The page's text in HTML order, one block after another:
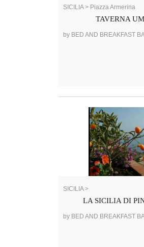
SICILIA > Piazza Armerina
TAVERNA
by BED AND BREAKFAST
SICILIA >
LA SICILIA DI
by BED AND BREAKFAST